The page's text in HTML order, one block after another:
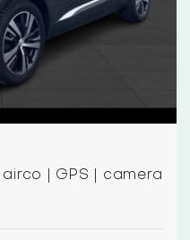
| GPS | camera